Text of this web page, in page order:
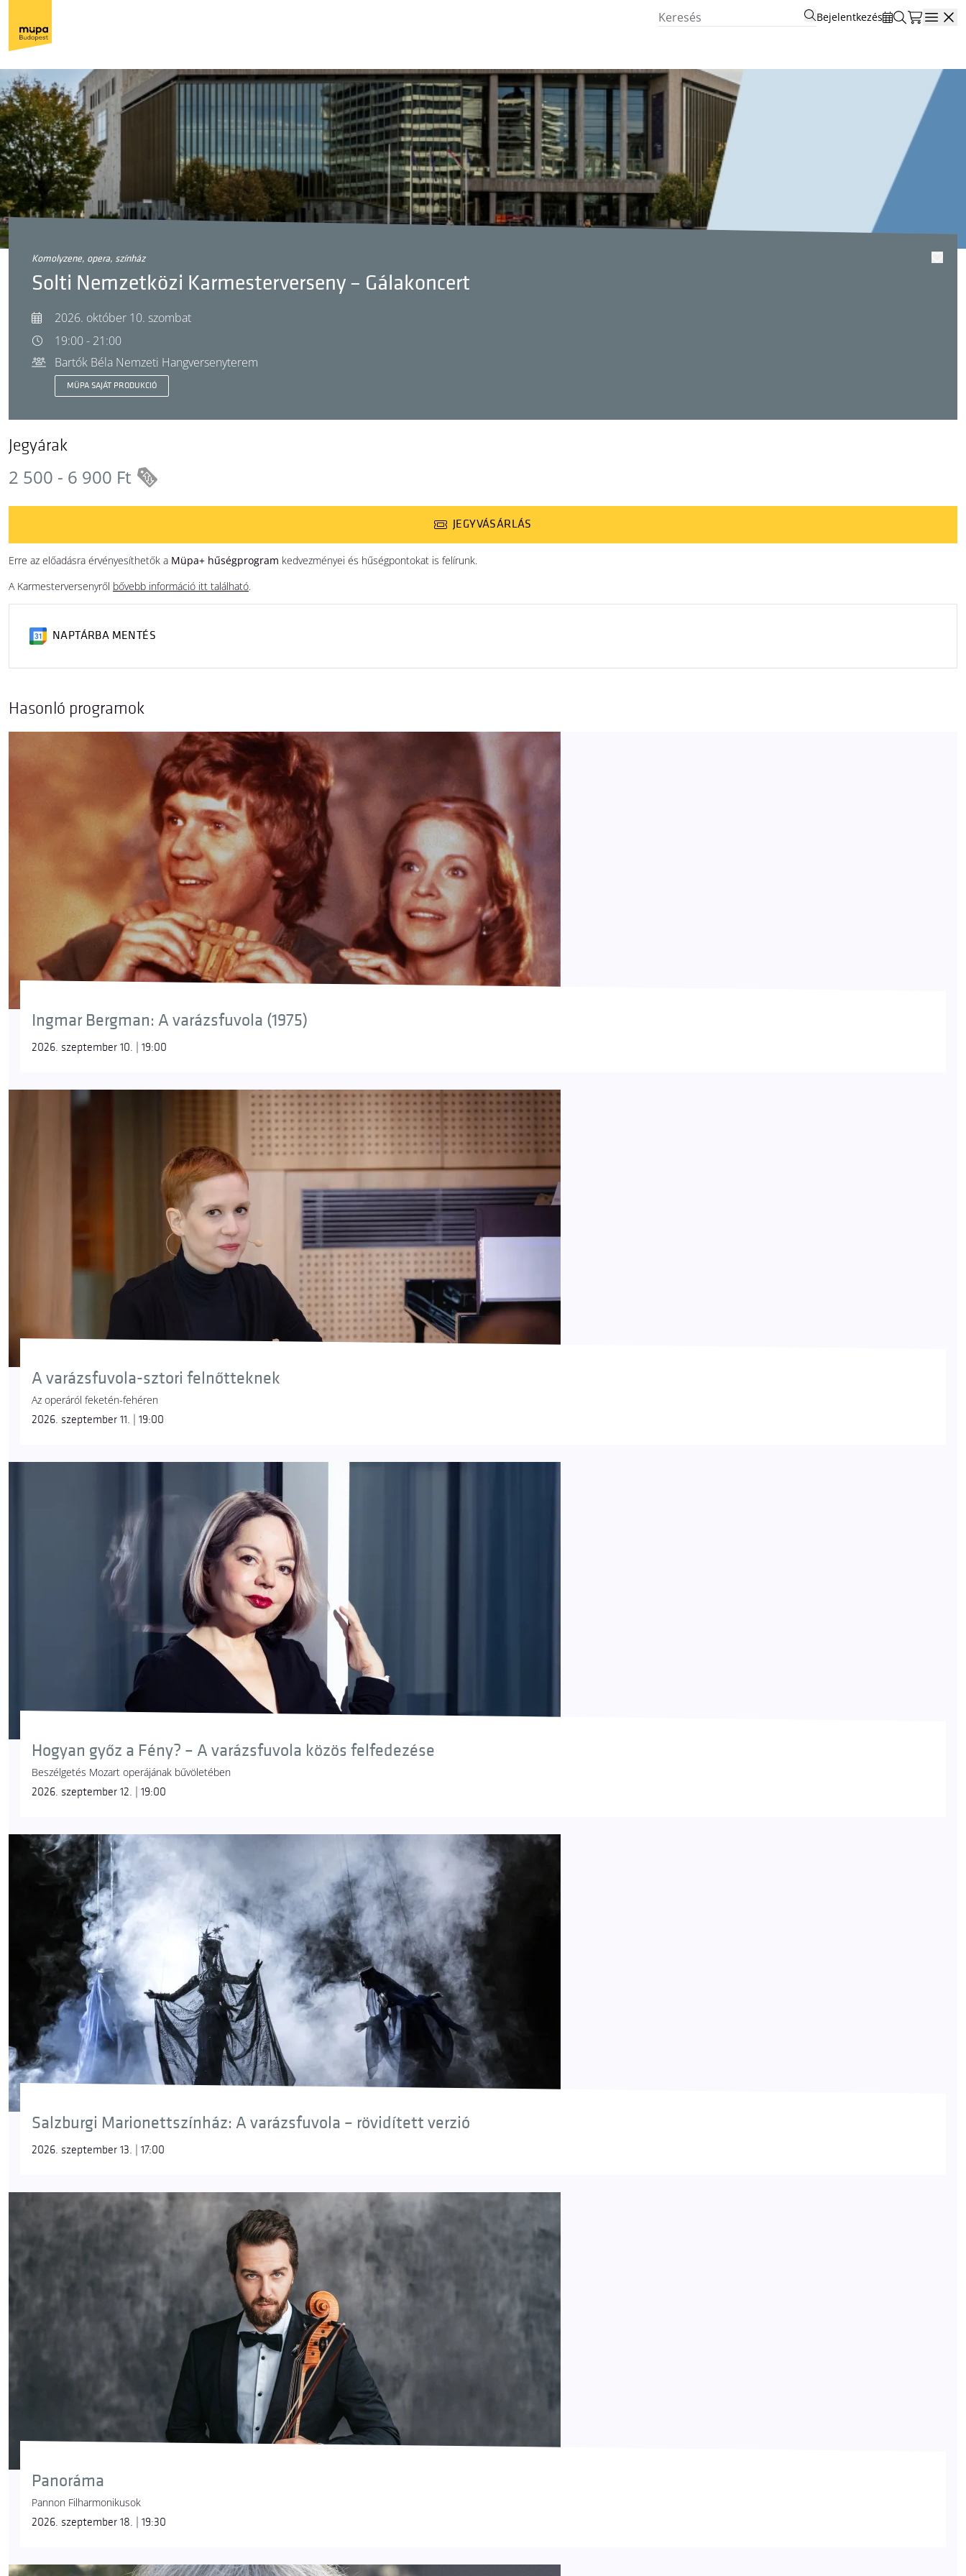
Bejelentkezés
komolyzene, opera, színház
Solti Nemzetközi Karmesterverseny – Gálakoncert
2026. október 10. szombat
19:00 - 21:00
Bartók Béla Nemzeti Hangversenyterem
MÜPA SAJÁT PRODUKCIÓ
Jegyárak
2 500 - 6 900 Ft
JEGYVÁSÁRLÁS
Erre az előadásra érvényesíthetők a Müpa+ hűségprogram kedvezményei és hűségpontokat is felírunk.
A Karmesterversenyről bővebb információ itt található.
NAPTÁRBA MENTÉS
Hasonló programok
Ingmar Bergman: A varázsfuvola (1975)
2026. szeptember 10. | 19:00
A varázsfuvola-sztori felnőtteknek
Az operáról feketén-fehéren
2026. szeptember 11. | 19:00
Hogyan győz a Fény? – A varázsfuvola közös felfedezése
Beszélgetés Mozart operájának bűvöletében
2026. szeptember 12. | 19:00
Salzburgi Marionettszínház: A varázsfuvola – rövidített verzió
2026. szeptember 13. | 17:00
Panoráma
Pannon Filharmonikusok
2026. szeptember 18. | 19:30